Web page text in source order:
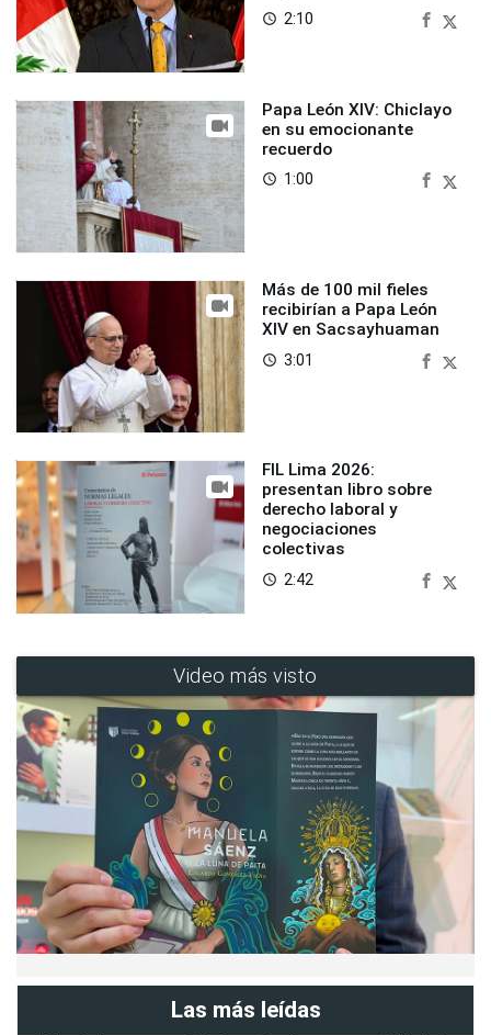
access_time 2:10
Papa León XIV: Chiclayo
en su emocionante
recuerdo
access_time 1:00
Más de 100 mil fieles
recibirían a Papa León
XIV en Sacsayhuaman
access_time 3:01
FIL Lima 2026:
presentan libro sobre
derecho laboral y
negociaciones
colectivas
access_time 2:42
Video más visto
Las más leídas